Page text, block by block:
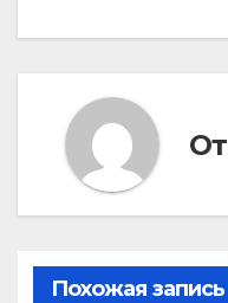
От
Похожая запись